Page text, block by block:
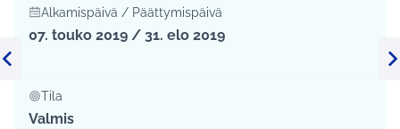
Alkamispäivä / Päättymispäivä
07. touko 2019 / 31. elo 2019
Tila
Valmis